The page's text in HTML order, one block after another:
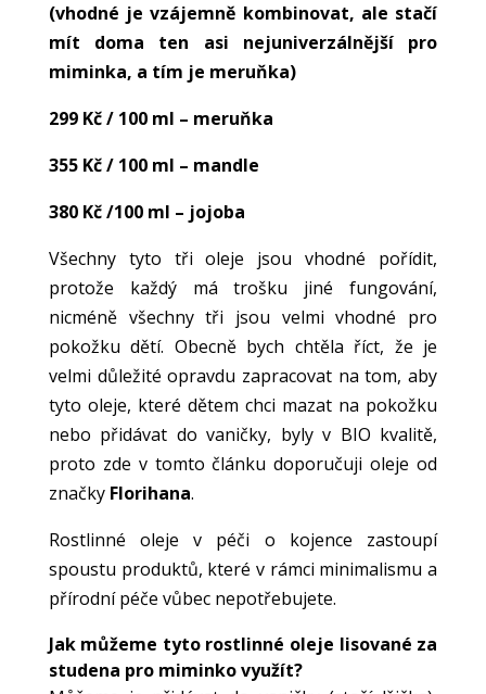
(vhodné je vzájemně kombinovat, ale stačí
mít doma ten asi nejuniverzálnější pro
miminka, a tím je meruňka)
299 Kč / 100 ml – meruňka
355 Kč / 100 ml – mandle
380 Kč /100 ml – jojoba
Všechny tyto tři oleje jsou vhodné pořídit,
protože každý má trošku jiné fungování,
nicméně všechny tři jsou velmi vhodné pro
pokožku dětí. Obecně bych chtěla říct, že je
velmi důležité opravdu zapracovat na tom, aby
tyto oleje, které dětem chci mazat na pokožku
nebo přidávat do vaničky, byly v BIO kvalitě,
proto zde v tomto článku doporučuji oleje od
značky Florihana.
Rostlinné oleje v péči o kojence zastoupí
spoustu produktů, které v rámci minimalismu a
přírodní péče vůbec nepotřebujete.
Jak můžeme tyto rostlinné oleje lisované za
studena pro miminko využít?